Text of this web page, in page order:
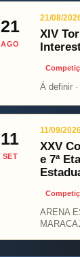
21
AGO
21/08/
XIV
Á definir
11
SET
11/09/
XXV
e 7ª
ARENA